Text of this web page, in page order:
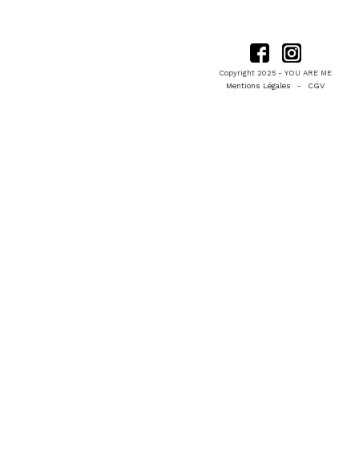
Copyright 2025 - YOU ARE ME
Mentions Légales
- CGV